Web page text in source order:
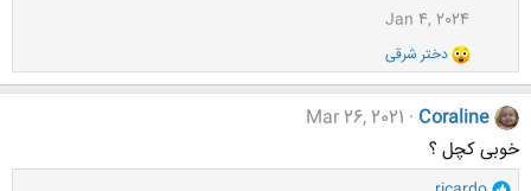
Jan 4, 2024
و
ا
ک
ن
ش
ه
ا
:
دختر شرقی
Coraline
Mar 26, 2021
خوبی کچل ؟